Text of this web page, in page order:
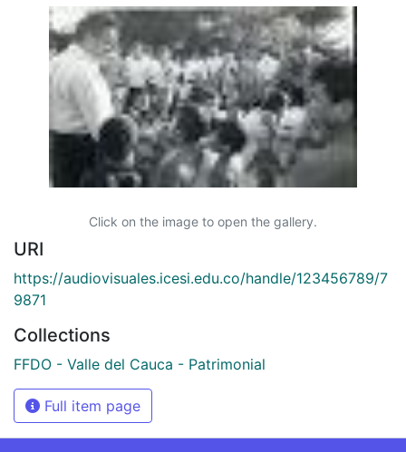
Click on the image to open the gallery.
URI
https://audiovisuales.icesi.edu.co/handle/123456789/7
9871
Collections
FFDO - Valle del Cauca - Patrimonial
Full item page